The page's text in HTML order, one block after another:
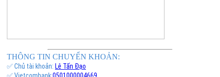
THÔNG TIN CHUYỂN KHOẢN:
✅ Chủ tài khoản: Lê Tấn Đạo